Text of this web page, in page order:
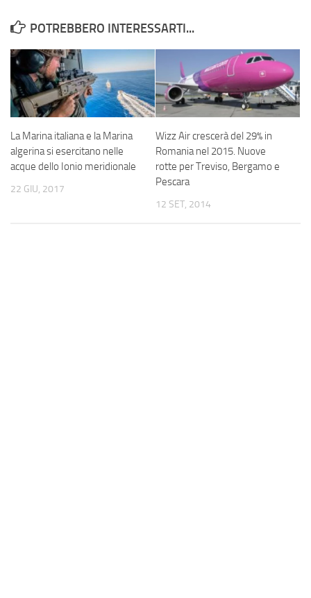
POTREBBERO INTERESSARTI...
La Marina italiana e la Marina
algerina si esercitano nelle
acque dello Ionio meridionale
22 GIU, 2017
Wizz Air crescerà del 29% in
Romania nel 2015. Nuove
rotte per Treviso, Bergamo e
Pescara
12 SET, 2014